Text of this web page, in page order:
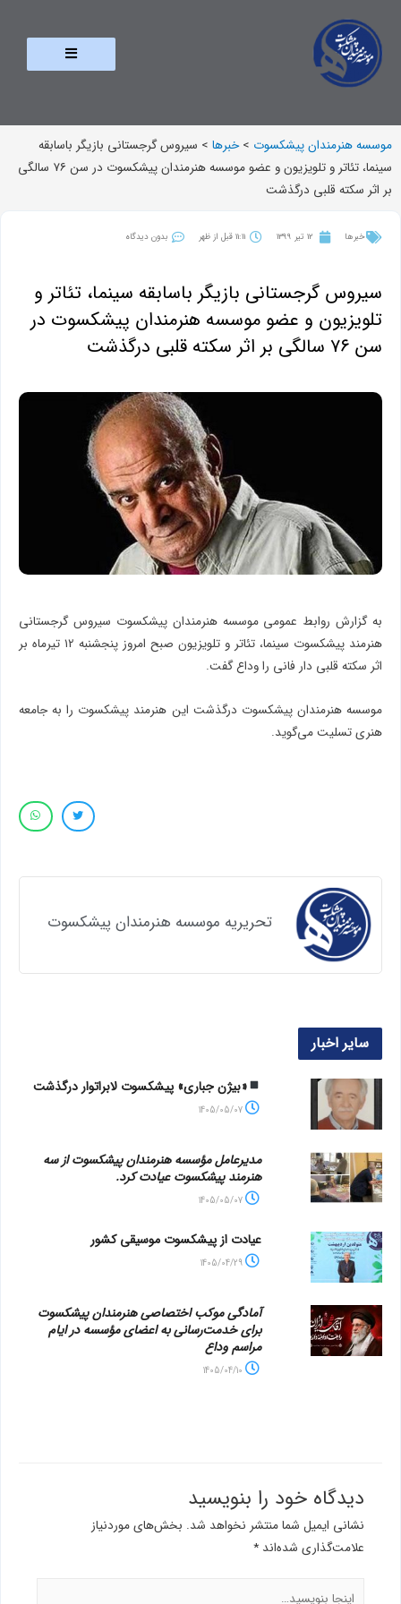
موسسه هنرمندان پیشکسوت >خبرها > سیروس گرجستانی بازیگر باسابقه
سینما، تئاتر و تلویزیون و عضو موسسه هنرمندان پیشکسوت در سن ۷۶ سالگی
بر اثر سکته قلبی درگذشت
خبرها 12 تیر 1399 11:11 قبل از ظهر بدون دیدگاه
سیروس گرجستانی بازیگر باسابقه سینما، تئاتر و
تلویزیون و عضو موسسه هنرمندان پیشکسوت در
سن ۷۶ سالگی بر اثر سکته قلبی درگذشت
به گزارش روابط عمومی موسسه هنرمندان پیشکسوت سیروس گرجستانی
هنرمند پیشکسوت سینما، تئاتر و تلویزیون صبح امروز پنجشنبه ۱۲ تیرماه بر
اثر سکته قلبی دار فانی را وداع گفت.
موسسه هنرمندان پیشکسوت درگذشت این هنرمند پیشکسوت را به جامعه
هنری تسلیت می‌گوید.
تحریریه موسسه هنرمندان پیشکسوت
سایر اخبار
«بیژن جباری» پیشکسوت لابراتوار درگذشت
مدیرعامل مؤسسه هنرمندان پیشکسوت از سه
هنرمند پیشکسوت عیادت کرد.
عیادت از پیشکسوت موسیقی کشور
آمادگی موکب اختصاصی هنرمندان پیشکسوت
برای خدمت‌رسانی به اعضای مؤسسه در ایام
مراسم وداع
دیدگاه‌ خود را بنویسید
نشانی ایمیل شما منتشر نخواهد شد. بخش‌های موردنیاز
علامت‌گذاری شده‌اند *